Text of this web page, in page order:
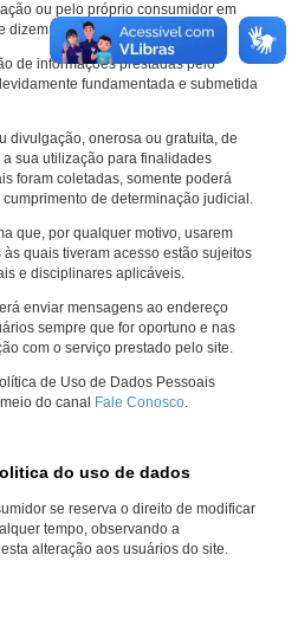
ou pelo próprio consumidor em
dizem respeito.
de informações prestadas pelo
fundamentada e submetida
divulgação, onerosa ou gratuita, de
sua utilização para finalidades
foram coletadas, somente poderá
de determinação judicial.
que, por qualquer motivo, usarem
quais tiveram acesso estão sujeitos
e disciplinares aplicáveis.
enviar mensagens ao endereço
sempre que for oportuno e nas
com o serviço prestado pelo site.
de Uso de Dados Pessoais
do canal Fale Conosco.
do uso de dados
se reserva o direito de modificar
tempo, observando a
alteração aos usuários do site.